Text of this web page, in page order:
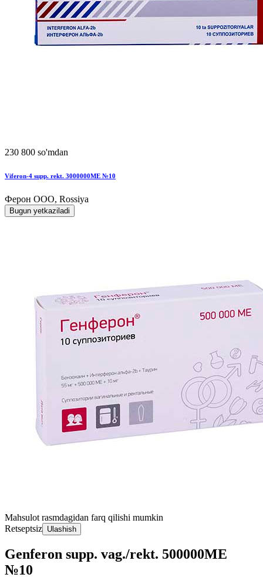
230 800 so'mdan
Viferon-4 supp. rekt. 3000000MЕ №10
Ферон ООО, Rossiya
Bugun yetkaziladi
Mahsulot rasmdagidan farq qilishi mumkin
Retseptsiz Ulashish
Genferon supp. vag./rekt. 500000MЕ
№10